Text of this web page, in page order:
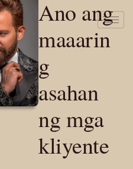
Ano ang
maaarin
g
asahan
ng mga
kliyente